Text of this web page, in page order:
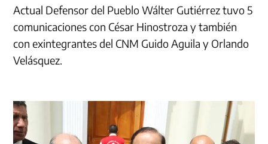
Actual Defensor del Pueblo Wálter Gutiérrez tuvo 5
comunicaciones con César Hinostroza y también
con exintegrantes del CNM Guido Aguila y Orlando
Velásquez.